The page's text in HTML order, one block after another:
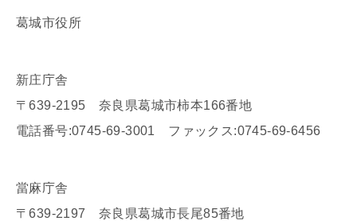
葛城市役所
新庄庁舎
〒639-2195 奈良県葛城市柿本166番地
電話番号:0745-69-3001 ファックス:0745-69-6456
當麻庁舎
〒639-2197 奈良県葛城市長尾85番地